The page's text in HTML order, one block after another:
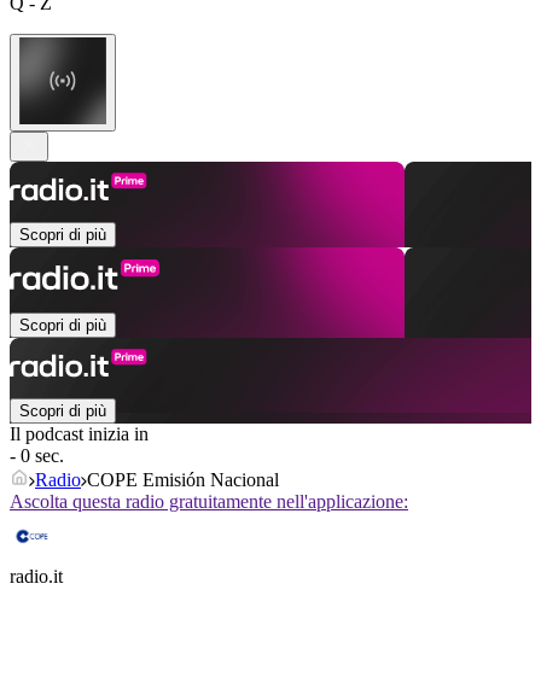
Scopri di più
Scopri di più
Scopri di più
Il podcast inizia in
- 0 sec.
Radio COPE Emisión Nacional
Ascolta questa radio gratuitamente nell'applicazione:
radio.it